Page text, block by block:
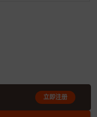
立即注册